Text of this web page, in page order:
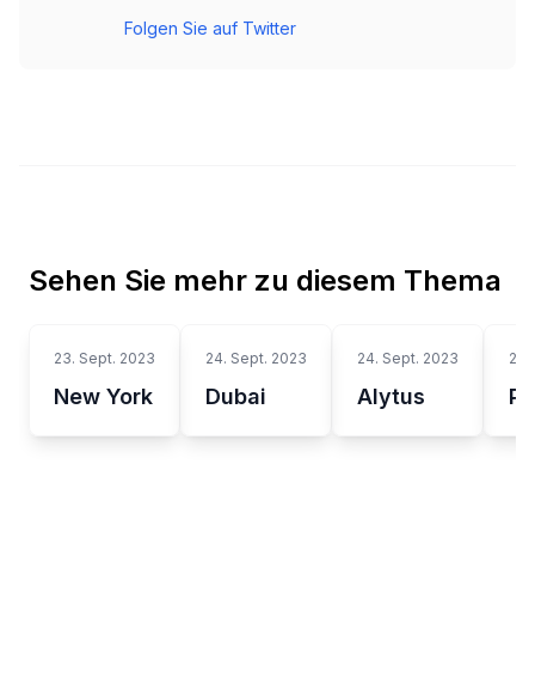
Folgen Sie auf Twitter
Sehen Sie mehr zu diesem Thema
23. Sept. 2023
New York
24. Sept. 2023
Dubai
24. Sept. 2023
Alytus
24.